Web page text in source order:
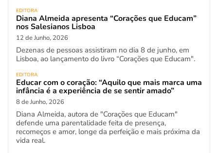
EDITORA
Diana Almeida apresenta “Corações que Educam”
nos Salesianos Lisboa
12 de Junho, 2026
Dezenas de pessoas assistiram no dia 8 de junho, em
Lisboa, ao lançamento do livro “Corações que Educam".
EDITORA
Educar com o coração: “Aquilo que mais marca uma
infância é a experiência de se sentir amado”
8 de Junho, 2026
Diana Almeida, autora de "Corações que Educam"
defende uma parentalidade feita de presença,
recomeços e amor, longe da perfeição e mais próxima da
vida real.